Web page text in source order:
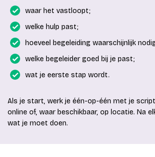
waar het vastloopt;
welke hulp past;
hoeveel begeleiding waarschijnlijk
welke begeleider goed bij je past;
wat je eerste stap wordt.
Als je start, werk je één-op-één met je
online of, waar beschikbaar, op locatie. Na
wat je moet doen.